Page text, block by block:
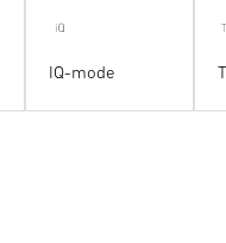
IQ-mode